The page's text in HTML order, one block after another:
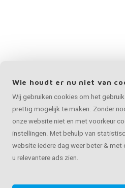
Wie houdt er nu niet van
Wij gebruiken cookies om het
prettig mogelijk te maken. Zonder
onze website niet en met voorkeur
instellingen. Met behulp van
website iedere dag weer beter &
u relevantere ads zien.